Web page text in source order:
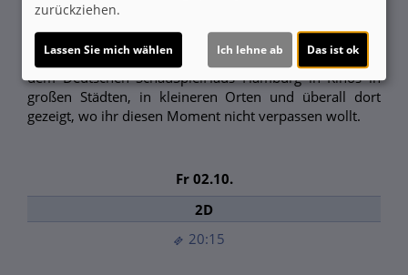
köpfigen Orchester und auf der großen Leinwand.
Am 2. Oktober wird das außergewöhnliche Konzert aus
dem Deutschen SchauSpielHaus Hamburg in Kinos in
großen Städten, in kleineren Orten und überall dort
gezeigt, wo ihr diesen Moment nicht verpassen wollt.
Fr 02.10.
20:15
2D
zurückziehen.
Lassen Sie mich wählen Ich lehne ab Das ist ok